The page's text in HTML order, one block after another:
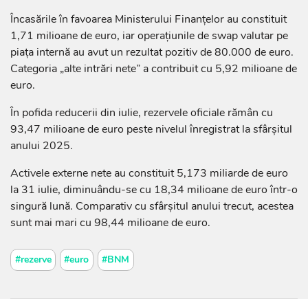
Încasările în favoarea Ministerului Finanțelor au constituit
1,71 milioane de euro, iar operațiunile de swap valutar pe
piața internă au avut un rezultat pozitiv de 80.000 de euro.
Categoria „alte intrări nete” a contribuit cu 5,92 milioane de
euro.
În pofida reducerii din iulie, rezervele oficiale rămân cu
93,47 milioane de euro peste nivelul înregistrat la sfârșitul
anului 2025.
Activele externe nete au constituit 5,173 miliarde de euro
la 31 iulie, diminuându-se cu 18,34 milioane de euro într-o
singură lună. Comparativ cu sfârșitul anului trecut, acestea
sunt mai mari cu 98,44 milioane de euro.
#rezerve #euro #BNM